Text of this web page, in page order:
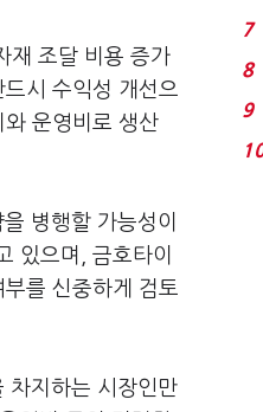
재 조달 비용 증가
시 수익성 개선으
운영비로 생산
병행할 가능성이
있으며, 금호타이
를 신중하게 검토
차지하는 시장인만
7
8
9